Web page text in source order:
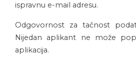
ispravnu e-mail adresu.
Odgovornost za tačnost
Nijedan aplikant ne može
aplikacija.